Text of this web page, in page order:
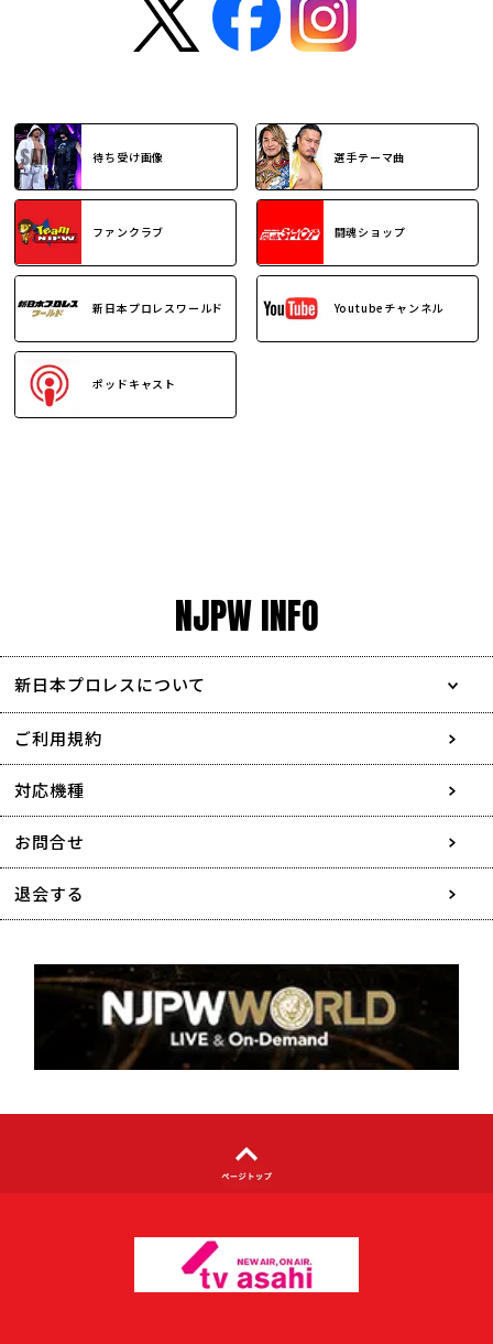
待ち受け画像 選手テーマ曲
ファンクラブ 闘魂ショップ
新日本プロレスワールド Youtubeチャンネル
ポッドキャスト
NJPW INFO
新日本プロレスについて
会社情報
採用情報
協賛・広告媒体のご案内
特定商取引に関する表記
著作権について
利用者情報の外部送信について
ご利用規約
対応機種
お問合せ
退会する